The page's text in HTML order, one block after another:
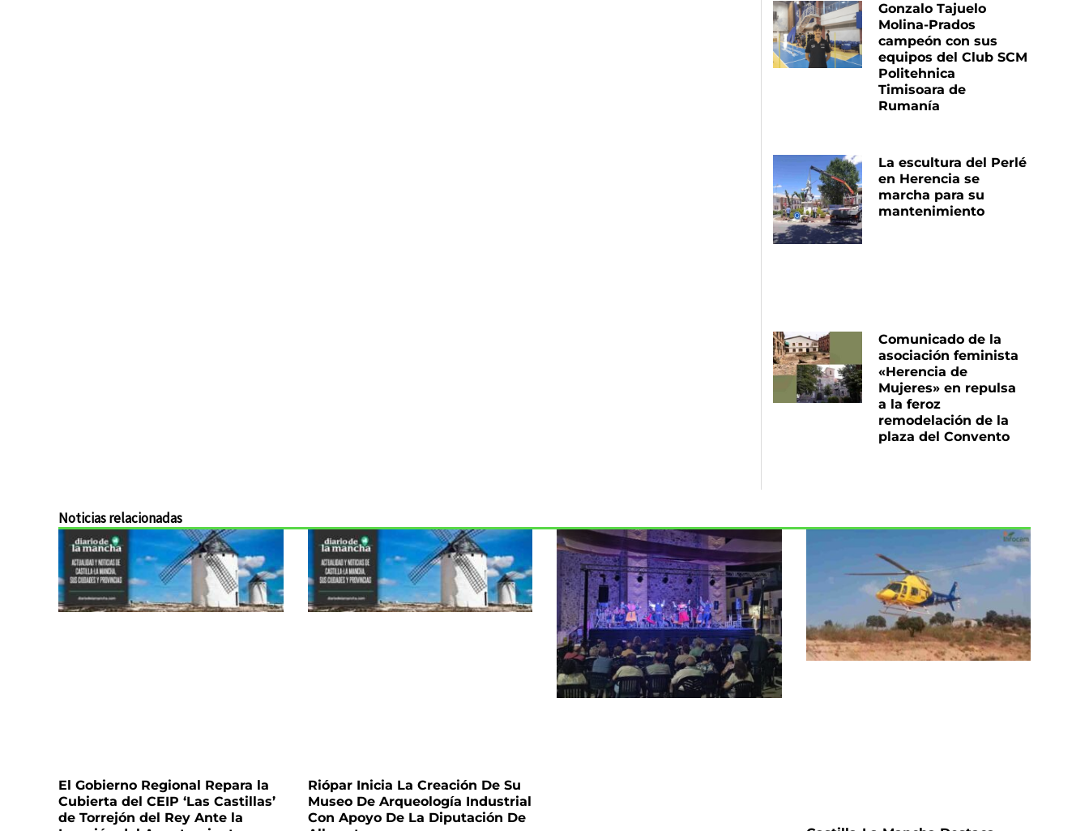
Gonzalo Tajuelo
Molina-Prados
campeón con sus
equipos del Club SCM
Politehnica
Timisoara de
Rumanía
La escultura del Perlé
en Herencia se
marcha para su
mantenimiento
Comunicado de la
asociación feminista
«Herencia de
Mujeres» en repulsa
a la feroz
remodelación de la
plaza del Convento
Noticias relacionadas
El Gobierno Regional Repara la
Cubierta del CEIP ‘Las Castillas’
de Torrejón del Rey Ante la
Riópar Inicia La Creación De Su
Museo De Arqueología Industrial
Con Apoyo De La Diputación De